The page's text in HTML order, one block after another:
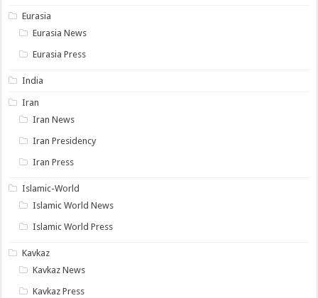
Eurasia
Eurasia News
Eurasia Press
India
Iran
Iran News
Iran Presidency
Iran Press
Islamic-World
Islamic World News
Islamic World Press
Kavkaz
Kavkaz News
Kavkaz Press